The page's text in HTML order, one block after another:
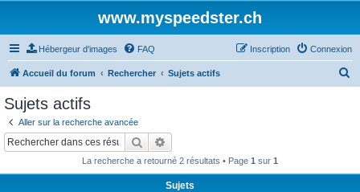
www.myspeedster.ch
Hébergeur d'images FAQ Connexion
Inscription
Accueil du forum Rechercher Sujets actifs
Sujets actifs
Aller sur la recherche avancée
Rechercher
La recherche a retourné 2 résultats • Page 1 sur 1
Sujets